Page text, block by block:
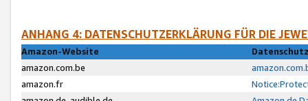
ANHANG 4: DATENSCHUTZERKLÄRUNG FÜR DIE
Amazon-Website
amazon.com.be
amazon.fr